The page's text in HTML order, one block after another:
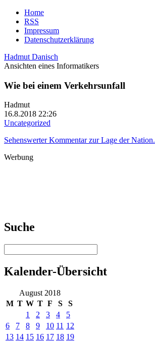
Home
RSS
Impressum
Datenschutzerklärung
Hadmut Danisch
Ansichten eines Informatikers
Wie bei einem Verkehrsunfall
Hadmut
16.8.2018 22:26
Uncategorized
Sehenswerter Kommentar zur Lage der Nation.
Werbung
Suche
Kalender-Übersicht
August 2018
M T W T F S
S
1
2 3 4
5
6
7 8 9 10 11 12
13 14 15 16 17 18 19